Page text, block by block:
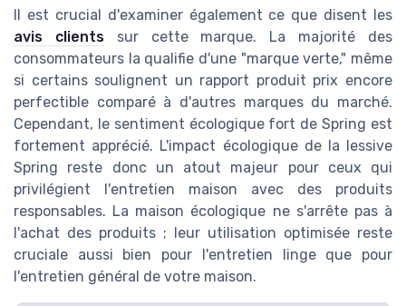
Il est crucial d'examiner également ce que disent les
avis clientssur cette marque. La majorité des
consommateurs la qualifie d'une "marque verte," même
si certains soulignent un rapport produit prix encore
perfectible comparé à d'autres marques du marché.
Cependant, le sentiment écologique fort de Spring est
fortement apprécié. L'impact écologique de la lessive
Spring reste donc un atout majeur pour ceux qui
privilégient l'entretien maison avec des produits
responsables. La maison écologique ne s'arrête pas à
l'achat des produits ; leur utilisation optimisée reste
cruciale aussi bien pour l'entretien linge que pour
l'entretien général de votre maison.